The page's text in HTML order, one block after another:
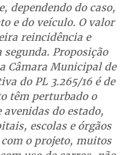
dependendo do caso,
e do veículo. O valor
reincidência e
Proposição
Câmara Municipal de
do PL 3.265/16 é de
têm perturbado o
avenidas do estado,
escolas e órgãos
o projeto, muitos